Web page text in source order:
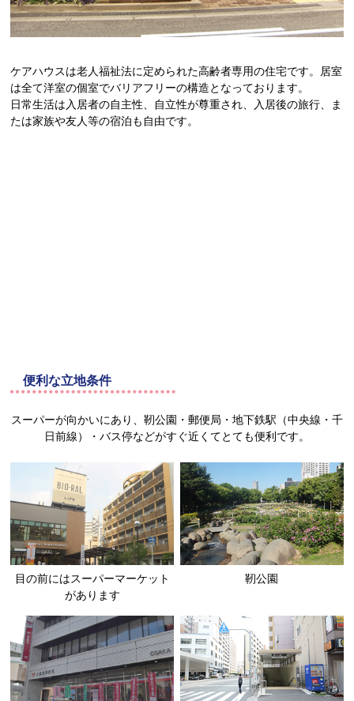
ケアハウスは老人福祉法に定められた高齢者専用の住宅です。居室
は全て洋室の個室でバリアフリーの構造となっております。
日常生活は入居者の自主性、自立性が尊重され、入居後の旅行、ま
たは家族や友人等の宿泊も自由です。
便利な立地条件
スーパーが向かいにあり、靭公園・郵便局・地下鉄駅（中央線・千
日前線）・バス停などがすぐ近くてとても便利です。
目の前にはスーパーマーケット
があります
靭公園